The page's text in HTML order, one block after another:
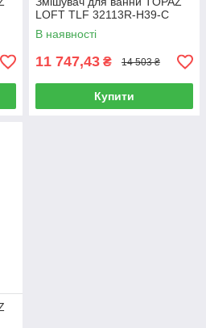
LOFT TLF 32113R-H39-C
В наявності
11 747,43 ₴ 14 503 ₴
Купити